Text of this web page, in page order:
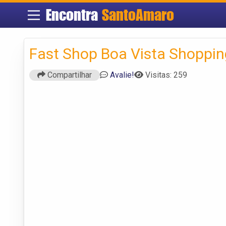
Encontra SantoAmaro
Fast Shop Boa Vista
Compartilhar Avalie! Visitas: 259